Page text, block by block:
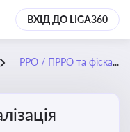
ВХІД ДО LIGA360
РРО / ПРРО та фіскалізація